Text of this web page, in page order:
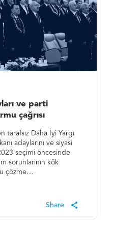
ve parti
çağrısı
tarafsız Daha İyi Yargı
adaylarını ve siyasi
seçimi öncesinde
sorunlarının kök
çözme…